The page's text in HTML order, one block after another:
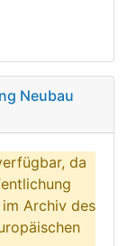
Neubau
da
Archiv des